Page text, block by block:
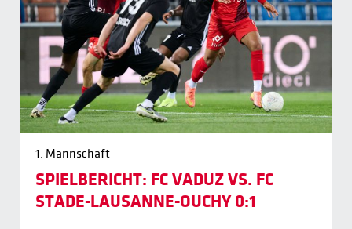
1. Mannschaft
SPIELBERICHT: FC VADUZ VS. FC
STADE-LAUSANNE-OUCHY 0:1